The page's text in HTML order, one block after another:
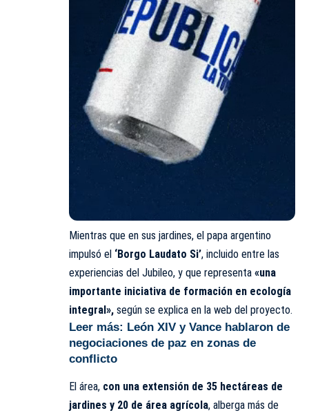
Mientras que en sus jardines, el papa argentino
impulsó el ‘Borgo Laudato Si’, incluido entre las
experiencias del Jubileo, y que representa «una
importante iniciativa de formación en ecología
integral», según se explica en la web del proyecto.
Leer más: León XIV y Vance hablaron de
negociaciones de paz en zonas de
conflicto
El área, con una extensión de 35 hectáreas de
jardines y 20 de área agrícola, alberga más de